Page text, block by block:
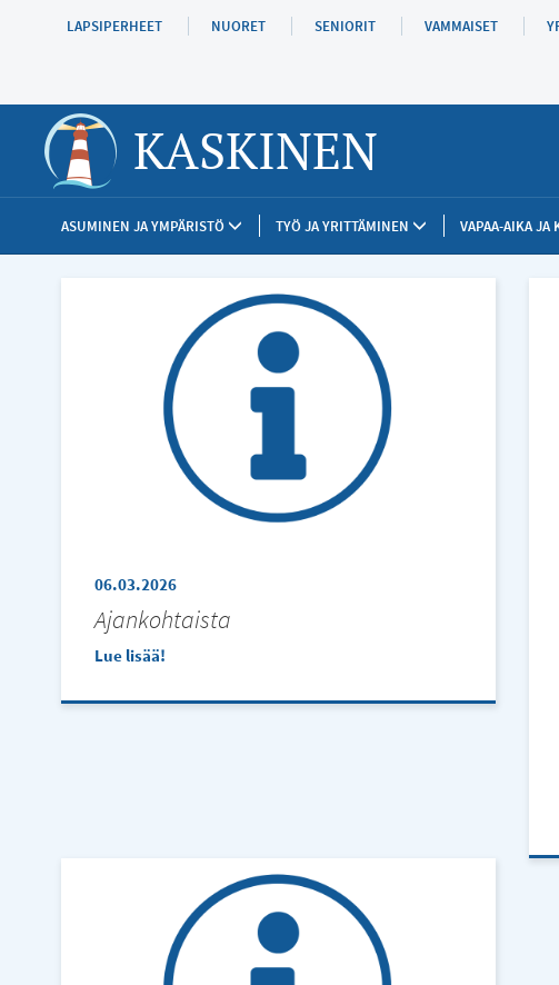
pääsisältöönLAPSIPERHEET NUORET SENIORIT VAMMAISET
KASKINEN
ASUMINEN JA YMPÄRISTÖ TYÖ JA YRITTÄMINEN VAPAA-AIKA JA
06.03.2026
Ajankohtaista
Lue lisää